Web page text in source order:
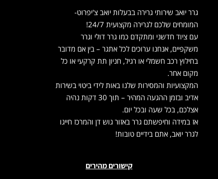
גרר יואב שירותי גרירה בבעלות יואב צ'יפרוט-
המומחים שלכם לגרירה מקצועית 24/7!
עם ציוד חדשני ומתקדם כמו גרר דולי וגרר
משקפיים, אנחנו ערוכים לכל אתגר – בין אם מדובר
בחילוץ רכב חשמלי או רגיל, חניון תת קרקעי או כל
מקום אחר.
המקצועיות והמסירות שלנו באות לידי ביטוי בשירות
אדיב ובזמן ההגעה המהיר – תוך 30 דקות נהיה
אצלכם, בכל שעה ובכל יום.
אז במידה וחיפשתם גרר באזור גוש דן והמרכז חייגו
לגרר יואב, אתם בידיים טובות!
קישורים מהירים